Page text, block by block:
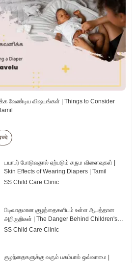
வேண்டிய விஷயங்கள் | Things to Consider
டயாபர் போடுவதால் ஏற்படும் சரும விளைவுகள் |
Skin Effects of Wearing Diapers | Tamil
SS Child Care Clinic
பிடிவாதமான குழந்தைகளிடம் உள்ள ஆபத்தான
அறிகுறிகள் | The Danger Behind Children's
Tantrum | Tamil
SS Child Care Clinic
குழந்தைகளுக்கு வரும் பசும்பால் ஒவ்வாமை |